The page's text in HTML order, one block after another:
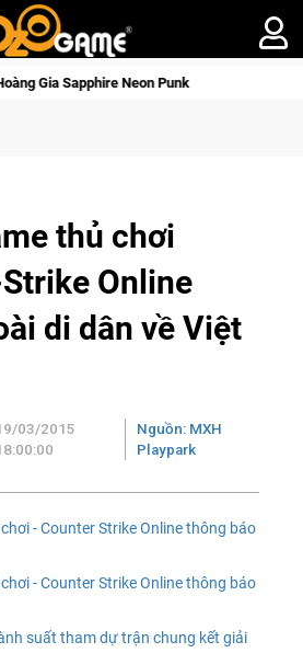
Neon Punk
thủ chơi
Online
di dân về Việt
03/2015
Nguồn: MXH
Playpark
- Counter Strike Online thông báo
- Counter Strike Online thông báo
suất tham dự trận chung kết giải